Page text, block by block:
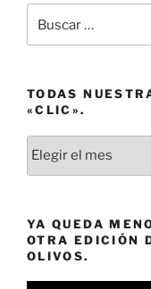
por:
TODAS
«CLIC».
nuestras
un
«clic».
YA QUEDA
OTRA EDICIÓN
OLIVOS.